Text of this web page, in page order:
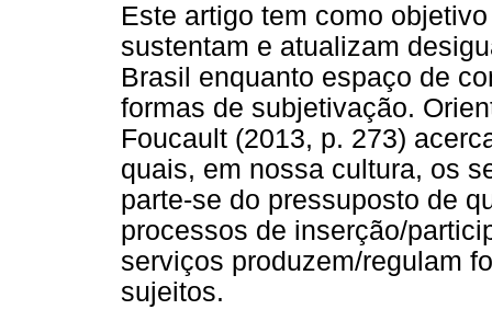
Este artigo tem como
sustentam e atualizam
Brasil enquanto espaço de
formas de subjetivação.
Foucault (2013, p. 273)
quais, em nossa cultura, os
parte-se do pressuposto de
processos de inserção/
serviços produzem/regulam
sujeitos.